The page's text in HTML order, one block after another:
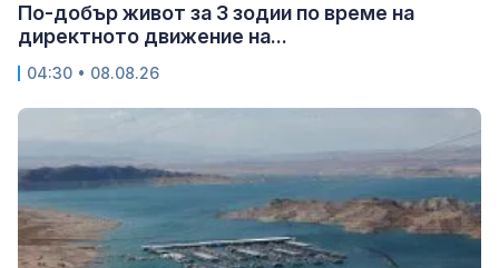
По-добър живот за 3 зодии по време на
директното движение на...
04:30 • 08.08.26